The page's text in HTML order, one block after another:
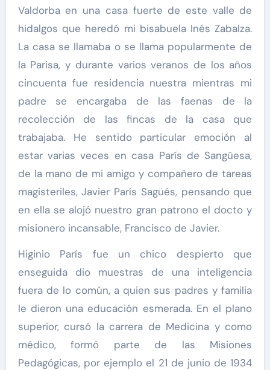
Valdorba en una casa fuerte de este valle de
hidalgos que heredó mi bisabuela Inés Zabalza.
La casa se llamaba o se llama popularmente de
la Parisa, y durante varios veranos de los años
cincuenta fue residencia nuestra mientras mi
padre se encargaba de las faenas de la
recolección de las fincas de la casa que
trabajaba. He sentido particular emoción al
estar varias veces en casa París de Sangüesa,
de la mano de mi amigo y compañero de tareas
magisteriles, Javier París Sagüés, pensando que
en ella se alojó nuestro gran patrono el docto y
misionero incansable, Francisco de Javier.
Higinio París fue un chico despierto que
enseguida dio muestras de una inteligencia
fuera de lo común, a quien sus padres y familia
le dieron una educación esmerada. En el plano
superior, cursó la carrera de Medicina y como
médico, formó parte de las Misiones
Pedagógicas, por ejemplo el 21 de junio de 1934